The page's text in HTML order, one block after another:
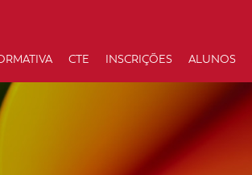
CTE INSCRIÇÕES ALUNOS